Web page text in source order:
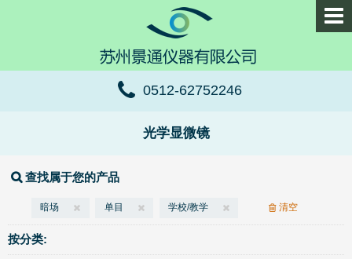
0512-62752246
光学显微镜
查找属于您的产品
暗场 单目 学校/教学 清空
按分类: